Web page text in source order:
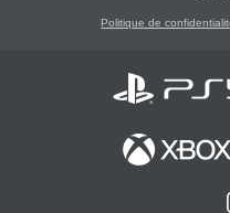
Politique de